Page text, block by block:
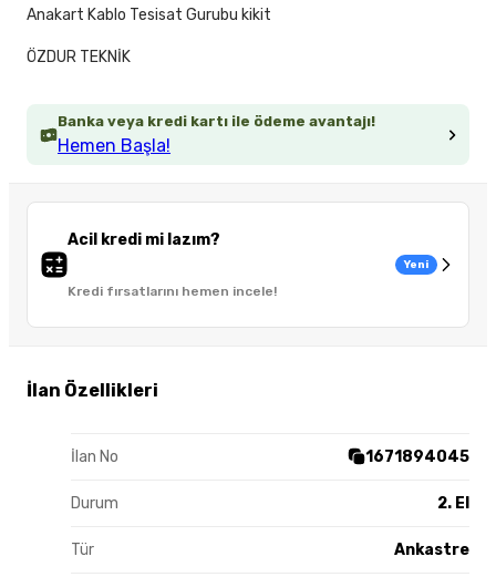
Banka veya kredi kartı ile ödeme avantajı!
Hemen Başla!
Acil kredi mi lazım?
Kredi fırsatlarını hemen incele!
Yeni
İlan Özellikleri
İlan No 1671894045
Durum 2. El
Tür Ankastre
Anakart Kablo Tesisat Gurubu kikit
ÖZDUR TEKNİK